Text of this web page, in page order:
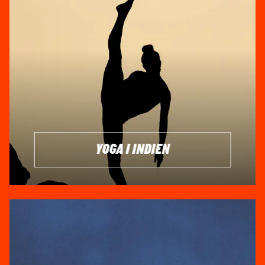
Nordlige Indien giver dig den tibetanske kultur i Dharmsala,
hvor Dalai Lama lever i eksil, og i Varanasi kan du opleve
ligbrændingerne ved den hellige flod Ganges. For dem, der
søger eventyr, er en tigersafari i en af landets storslåede
nationalparker, som Ranthambore, en uforglemmelig
Hvis du rejser til Indien, kan det også varmt anbefales at
lægge vejen forbi Hubli, som er kendt for sit festlige natteliv,
eller opleve Hindu-forårsfestivalen Holi, også kendt som
Festival of Colors eller Colors of India, en sand fest for alle
sanser. Indisk mad og kultur vil være en gennemgående
del af din rejse og bidrage til en rig oplevelse i det smukke
land.
YOGA I INDIEN